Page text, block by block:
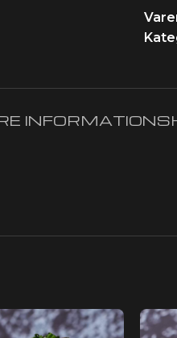
INFORMATION